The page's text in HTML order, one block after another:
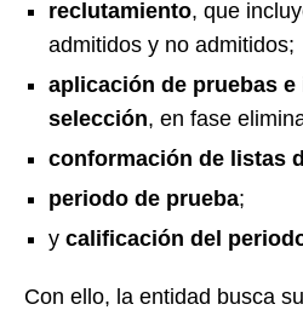
reclutamiento, que
admitidos y no admitidos;
aplicación de pruebas
selección, en fase
conformación de listas
periodo de prueba;
y calificación del
Con ello, la entidad busca